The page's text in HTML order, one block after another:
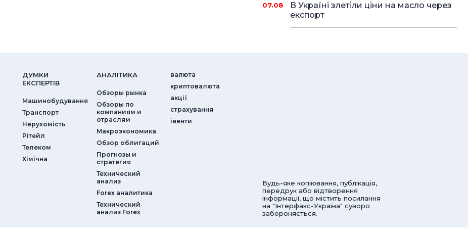
07.08
В Україні злетіли ціни на масло через
експорт
ДУМКИ
ЕКСПЕРТIВ
Машинобудування
Транспорт
Нерухомість
Рітейл
Телеком
Хімічна
АНАЛIТИКА
Обзоры рынка
Обзоры по
компаниям и
отраслям
Макроэкономика
Обзор облигаций
Прогнозы и
стратегия
Технический
анализ
Forex аналитика
Технический
анализ Forex
валюта
криптовалюта
акції
страхування
iвенти
Будь-яке копіювання, публікація,
передрук або відтворення
інформації, що містить посилання
на "Інтерфакс-Україна" суворо
забороняється.